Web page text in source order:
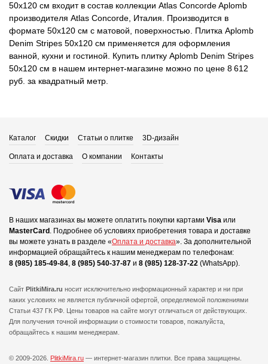
50x120 см входит в состав коллекции Atlas Concorde Aplomb
производителя Atlas Concorde, Италия. Производится в
формате 50x120 см с матовой, поверхностью. Плитка Aplomb
Denim Stripes 50x120 см применяется для оформления
ванной, кухни и гостиной. Купить плитку Aplomb Denim Stripes
50x120 см в нашем интернет-магазине можно по цене 8 612
руб. за квадратный метр.
Каталог Скидки Статьи о плитке 3D-дизайн
Оплата и доставка О компании Контакты
В наших магазинах вы можете оплатить покупки картами Visa или
MasterCard . Подробнее об условиях приобретения товара и доставке
вы можете узнать в разделе «Оплата и доставка». За дополнительной
информацией обращайтесь к нашим менеджерам по телефонам:
8 (985) 185-49-84, 8 (985) 540-37-87 и 8 (985) 128-37-22 (WhatsApp).
Сайт PlitkiMira.ru носит исключительно информационный характер и ни при
каких условиях не является публичной офертой, определяемой положениями
Статьи 437 ГК РФ. Цены товаров на сайте могут отличаться от действующих.
Для получения точной информации о стоимости товаров, пожалуйста,
обращайтесь к нашим менеджерам.
© 2009-2026. PlitkiMira.ru — интернет-магазин плитки. Все права защищены.